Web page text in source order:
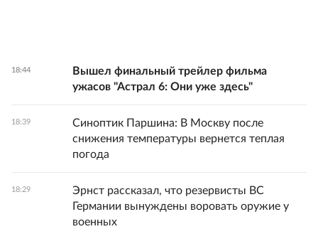
18:44
Вышел финальный трейлер фильма
ужасов "Астрал 6: Они уже здесь"
18:39
Синоптик Паршина: В Москву после
снижения температуры вернется теплая
погода
18:29
Эрнст рассказал, что резервисты ВС
Германии вынуждены воровать оружие у
военных